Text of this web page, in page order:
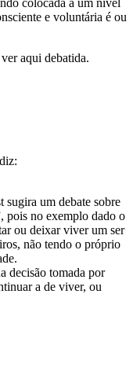
colocada a um nível
e voluntária é ou
aqui debatida.
diz:
sugira um debate sobre
pois no exemplo dado o
ou deixar viver um ser
não tendo o próprio
decisão tomada por
a de viver, ou